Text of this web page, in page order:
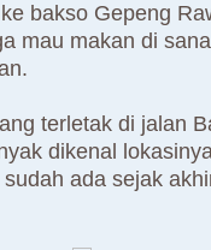
bakso Gepeng
mau makan di
terletak di jalan
dikenal
ada sejak